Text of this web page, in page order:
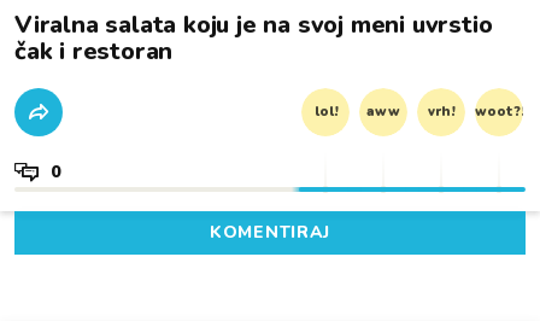
Viralna salata koju je na svoj meni uvrstio
čak i restoran
lol! aww vrh! woot?!
0
KOMENTIRAJ